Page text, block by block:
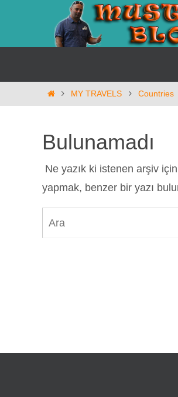
HomeMY TRAVELS Countries
Bulunamadı
Ne yazık ki istenen arşiv
yapmak, benzer bir yazı